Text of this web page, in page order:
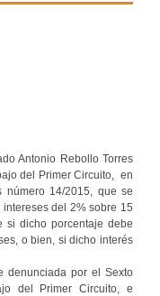
Antonio Rebollo Torres
del Primer Circuito, en
número 14/2015, que se
del 2% sobre 15
si dicho porcentaje debe
o bien, si dicho interés
denunciada por el Sexto
del Primer Circuito, e